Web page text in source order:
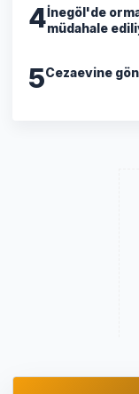
4İnegöl'de
müdahale
5Cezaevine